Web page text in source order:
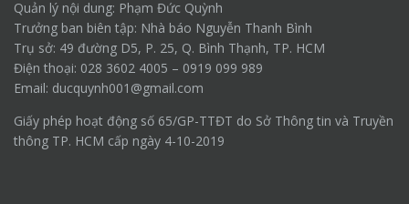
Quản lý nội dung: Phạm Đức Quỳnh
Trưởng ban biên tập: Nhà báo Nguyễn Thanh Bình
Trụ sở: 49 đường D5, P. 25, Q. Bình Thạnh, TP. HCM
Điện thoại: 028 3602 4005 – 0919 099 989
Email: ducquynh001@gmail.com
Giấy phép hoạt động số 65/GP-TTĐT do Sở Thông tin và Truyền
thông TP. HCM cấp ngày 4-10-2019